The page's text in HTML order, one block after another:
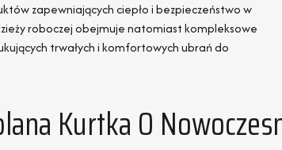
zapewniających ciepło i bezpieczeństwo w
roboczej obejmuje natomiast kompleksowe
trwałych i komfortowych ubrań do
Kurtka O